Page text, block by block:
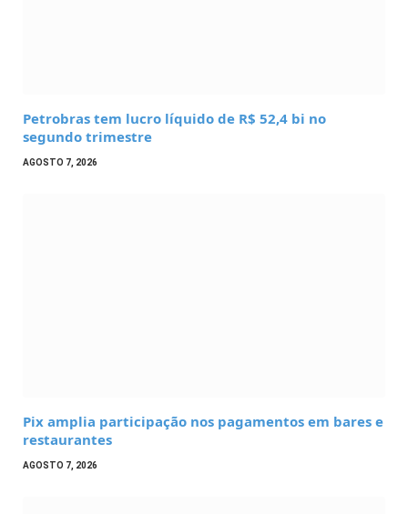
Petrobras tem lucro líquido de R$ 52,4 bi no
segundo trimestre
AGOSTO 7, 2026
Pix amplia participação nos pagamentos em bares e
restaurantes
AGOSTO 7, 2026